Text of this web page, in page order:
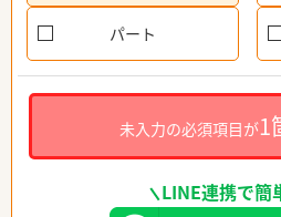
パート
未入力の必須項目が1
LINE連携で簡